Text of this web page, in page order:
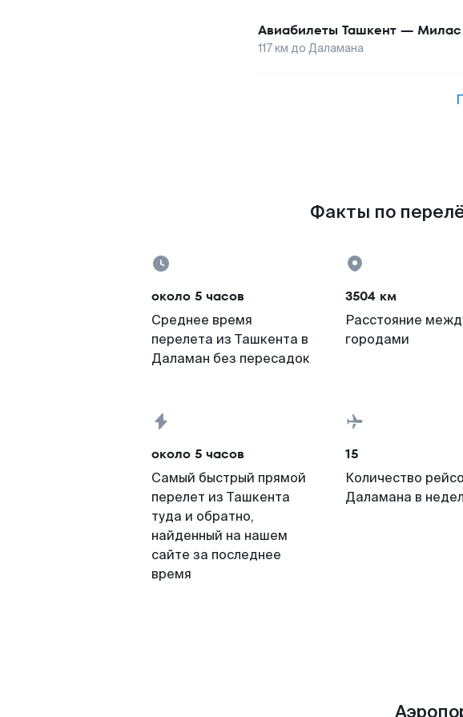
Авиабилеты Ташкент —
117км до Даламана
Факты по
около 5 часов
Среднее время
перелета из Ташкента в
Даламан без пересадок
3504 км
Расстояние
городами
около 5 часов
Самый быстрый прямой
перелет из Ташкента
туда и обратно,
найденный на нашем
сайте за последнее
время
15
Количество
Даламана в